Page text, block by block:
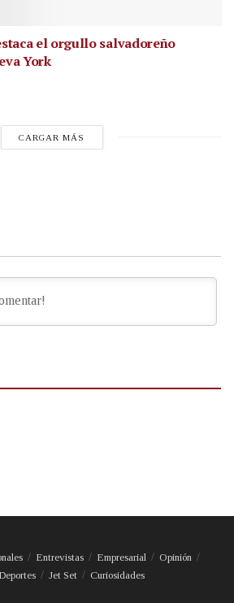
el orgullo salvadoreño
York
CARGAR MÁS
Entrevistas Empresarial
Opinión
Deportes Jet Set Curiosidades